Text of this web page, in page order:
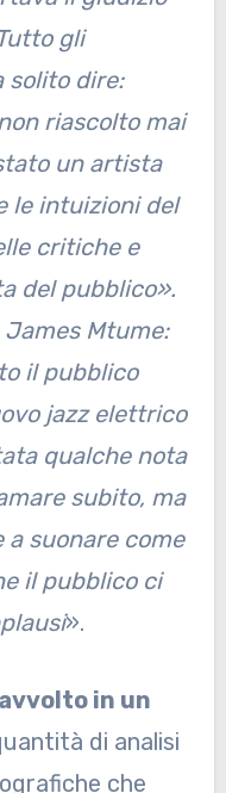
gli
solito dire:
riascolto mai
un artista
le intuizioni del
critiche e
del pubblico».
Mtume:
il pubblico
jazz elettrico
qualche nota
subito, ma
suonare come
il pubblico ci
».
in un
di analisi
che